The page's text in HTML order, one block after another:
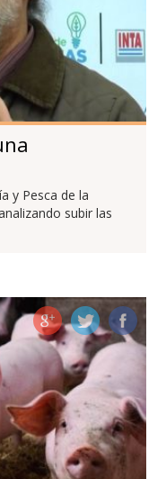
y Pesca de la
subir las